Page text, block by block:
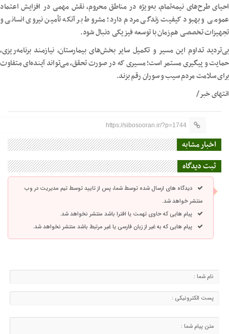
احیای طرح‌های نیمه‌تمام، به‌ویژه در مناطق محروم، نقش مهمی در افزایش اعتماد
عمومی و بهبود کیفیت زندگی مردم دارد؛ مشروط بر آنکه تأمین نیروی انسانی و
تجهیزات تخصصی هم‌زمان با توسعه فیزیکی دنبال شود.
بی‌تردید تداوم این مسیر و تکمیل سایر بخش‌های بیمارستان، نیازمند برنامه‌ریزی،
حمایت و پیگیری مستمر است؛ مسیری که در صورت تحقق، می‌تواند آینده‌ای متفاوت
برای سلامت مردم سیب و سوران رقم بزند.
انتهای خبر/
https://sibosooran.ir/?p=1744
اخبار مشابه
ثبت دیدگاه
دیدگاه های ارسال شده توسط شما، پس از تایید توسط تیم مدیریت در وب
منتشر خواهد شد.
پیام هایی که حاوی تهمت یا افترا باشد منتشر نخواهد شد.
پیام هایی که به غیر از زبان فارسی یا غیر مرتبط باشد منتشر نخواهد شد.